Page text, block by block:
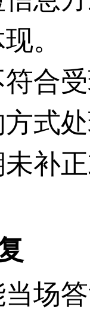
。
受
式
补
答